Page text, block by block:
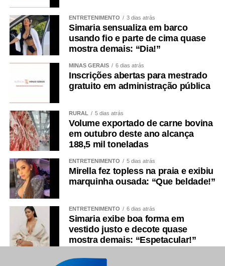
ENTRETENIMENTO 3 dias atrás
Simaria sensualiza em barco
usando fio e parte de cima quase
mostra demais: “Dia!”
MINAS GERAIS 6 dias atrás
Inscrições abertas para mestrado
gratuito em administração pública
RURAL 5 dias atrás
Volume exportado de carne bovina
em outubro deste ano alcança
188,5 mil toneladas
ENTRETENIMENTO 5 dias atrás
Mirella fez topless na praia e exibiu
marquinha ousada: “Que beldade!”
ENTRETENIMENTO 6 dias atrás
Simaria exibe boa forma em
vestido justo e decote quase
mostra demais: “Espetacular!”